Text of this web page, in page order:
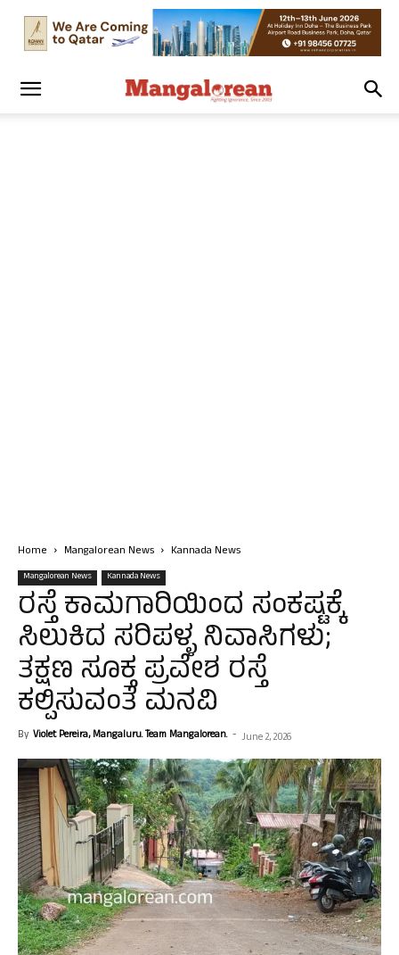
Home Mangalorean News Kannada News
Mangalorean News Kannada News
ರಸ್ತೆ ಕಾಮಗಾರಿಯಿಂದ ಸಂಕಷ್ಟಕ್ಕೆ
ಸಿಲುಕಿದ ಸರಿಪಳ್ಳ ನಿವಾಸಿಗಳು;
ತಕ್ಷಣ ಸೂಕ್ತ ಪ್ರವೇಶ ರಸ್ತೆ
ಕಲ್ಪಿಸುವಂತೆ ಮನವಿ
By Violet Pereira, Mangaluru. Team Mangalorean. - June 2, 2026